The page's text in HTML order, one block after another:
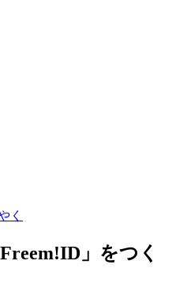
く
Freem!ID 」をつく